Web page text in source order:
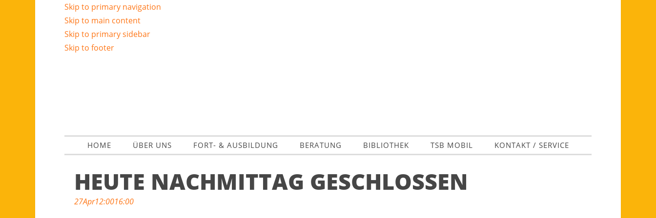
Skip to primary navigation
Skip to main content
Skip to primary sidebar
Skip to footer
HOME ÜBER UNS FORT- & AUSBILDUNG BERATUNG BIBLIOTHEK TSB MOBIL KONTAKT / SERVICE
HEUTE NACHMITTAG GESCHLOSSEN
27Apr12:0016:00